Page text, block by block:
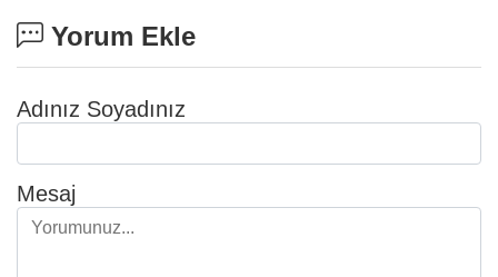
Yorum Ekle
Adınız Soyadınız
Mesaj